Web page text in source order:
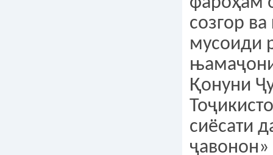
созгор
мусоиди
Қонуни
сиёсати
ҷавонон»